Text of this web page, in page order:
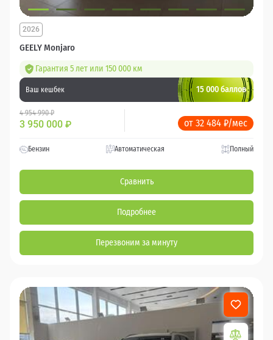
GEELY Monjaro
2026
Гарантия 5 лет или 150 000 км
Ваш кешбек 15 000 баллов
4 954 990 ₽
3 950 000 ₽ от 32 484 ₽/мес
Бензин Автоматическая Полный
Сравнить
Подробнее
Перезвоним за минуту